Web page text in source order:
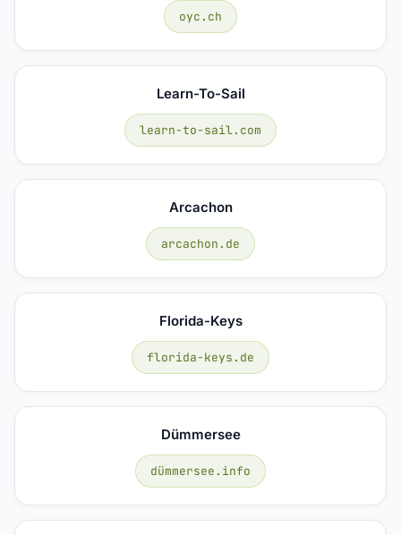
oyc.ch
Learn-To-Sail
learn-to-sail.com
Arcachon
arcachon.de
Florida-Keys
florida-keys.de
Dümmersee
dümmersee.info